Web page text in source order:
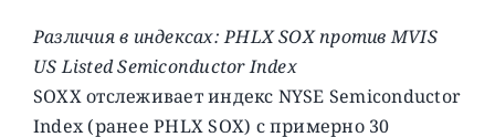
Различия в индексах: PHLX SOX против MVIS
US Listed Semiconductor Index
SOXX отслеживает индекс NYSE Semiconductor
Index (ранее PHLX SOX) с примерно 30